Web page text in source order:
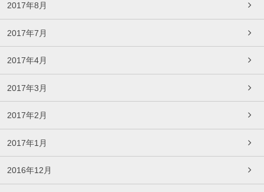
2017年8月
2017年7月
2017年4月
2017年3月
2017年2月
2017年1月
2016年12月